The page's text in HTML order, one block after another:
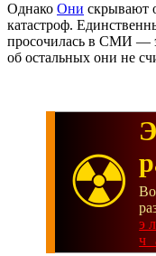
Однако Они скрывают
катастроф.
просочилась в СМИ —
об остальных они не
☢